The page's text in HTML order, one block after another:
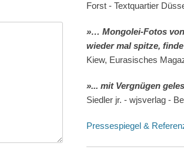
Forst - Textquartier
»… Mongolei-Fotos
wieder mal spitze,
Kiew, Eurasisches
»... mit Vergnügen
Siedler jr. - wjsverlag -
Pressespiegel &